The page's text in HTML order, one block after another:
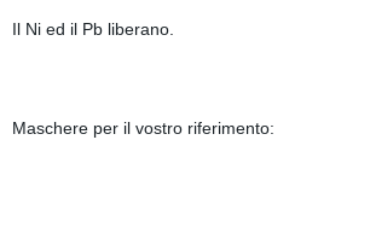
Il Ni ed il Pb liberano.
Maschere per il vostro riferimento: